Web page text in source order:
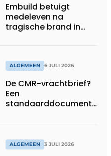
Embuild betuigt
medeleven na
tragische brand in
ALGEMEEN 6 JULI 2026
De CMR-vrachtbrief?
Een
standaarddocument
ALGEMEEN 3 JULI 2026